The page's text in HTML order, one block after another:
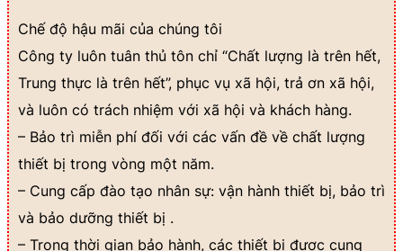
Chế độ hậu mãi của chúng tôi
Công ty luôn tuân thủ tôn chỉ “Chất lượng là trên hết,
Trung thực là trên hết”, phục vụ xã hội, trả ơn xã hội,
và luôn có trách nhiệm với xã hội và khách hàng.
– Bảo trì miễn phí đối với các vấn đề về chất lượng
thiết bị trong vòng một năm.
– Cung cấp đào tạo nhân sự: vận hành thiết bị, bảo trì
và bảo dưỡng thiết bị .
– Trong thời gian bảo hành, các thiết bị được cung